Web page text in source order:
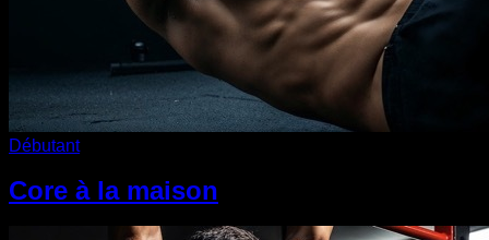
Débutant
Core à la maison